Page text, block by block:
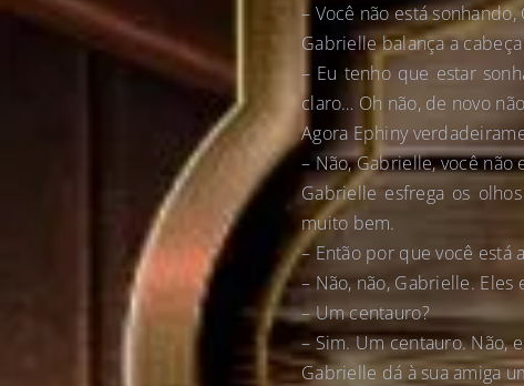
– Você não está
Gabrielle balança a
– Eu tenho que estar
claro… Oh não, de novo
Agora Ephiny
– Não, Gabrielle, você não
Gabrielle esfrega os
muito bem.
– Então por que você está
– Não, não, Gabrielle.
– Um centauro?
– Sim. Um centauro. Não,
Gabrielle dá à sua amiga